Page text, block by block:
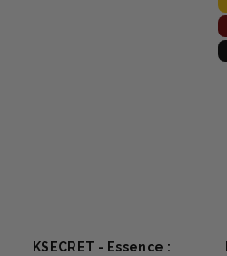
KSECRET - Essence :